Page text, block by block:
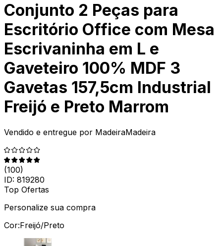
Conjunto 2 Peças para
Escritório Office com Mesa
Escrivaninha em L e
Gaveteiro 100% MDF 3
Gavetas 157,5cm Industrial
Freijó e Preto Marrom
Vendido e entregue por MadeiraMadeira
(100)
ID: 819280
Top Ofertas
Personalize sua compra
Cor:Freijó/Preto